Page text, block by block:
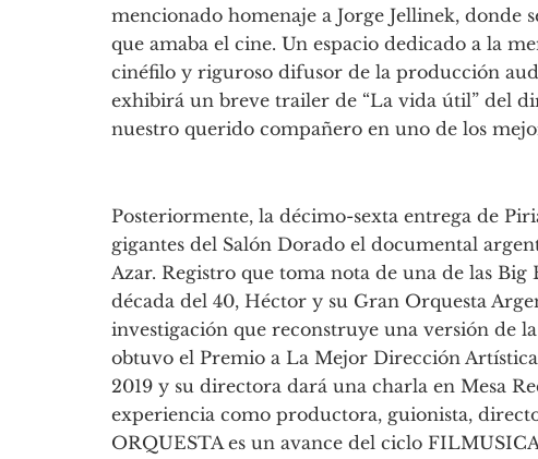
mencionado homenaje a Jorge Jellinek,
que amaba el cine. Un espacio dedicado a la
cinéfilo y riguroso difusor de la producción
exhibirá un breve trailer de “La vida útil” del
nuestro querido compañero en uno de los
Posteriormente, la décimo-sexta entrega de
gigantes del Salón Dorado el documental
Azar. Registro que toma nota de una de las
década del 40, Héctor y su Gran Orquesta
investigación que reconstruye una versión de
obtuvo el Premio a La Mejor Dirección
2019 y su directora dará una charla en Mesa
experiencia como productora, guionista,
ORQUESTA es un avance del ciclo